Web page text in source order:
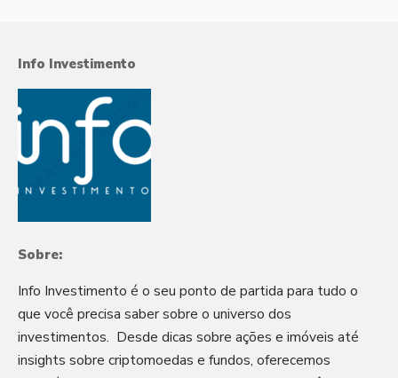
Info Investimento
Sobre:
Info Investimento é o seu ponto de partida para tudo o
que você precisa saber sobre o universo dos
investimentos. Desde dicas sobre ações e imóveis até
insights sobre criptomoedas e fundos, oferecemos